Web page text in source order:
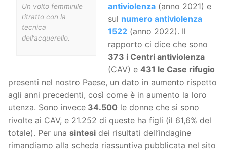
Un volto femminile
ritratto con la
tecnica
dell’acquerello.
antiviolenza(anno 2021) e
sul numero antiviolenza
1522(anno 2022). Il
rapporto ci dice che sono
373 i Centri antiviolenza
(CAV) e 431 le Case rifugio
presenti nel nostro Paese, un dato in aumento rispetto
agli anni precedenti, così come è in aumento la loro
utenza. Sono invece 34.500 le donne che si sono
rivolte ai CAV, e 21.252 di queste ha figli (il 61,6% del
totale). Per una sintesi dei risultati dell’indagine
rimandiamo alla scheda riassuntiva pubblicata nel sito